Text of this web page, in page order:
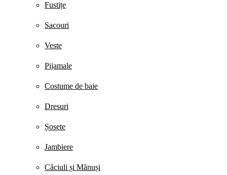
Fustițe
Sacouri
Veste
Pijamale
Costume de baie
Dresuri
Șosete
Jambiere
Căciuli și Mănuși